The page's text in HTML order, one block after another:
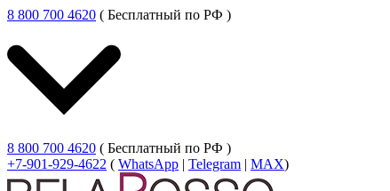
8 800 700 4620 ( Бесплатный по РФ )
8 800 700 4620 ( Бесплатный по РФ )
+7-901-929-4622 ( WhatsApp | Telegram | MAX)